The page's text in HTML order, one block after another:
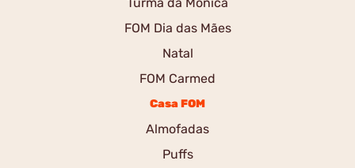
Turma da Mônica
FOM Dia das Mães
Natal
FOM Carmed
Casa FOM
Almofadas
Puffs